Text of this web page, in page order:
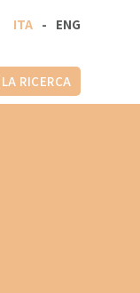
ENG
-
ITA
RICERCA